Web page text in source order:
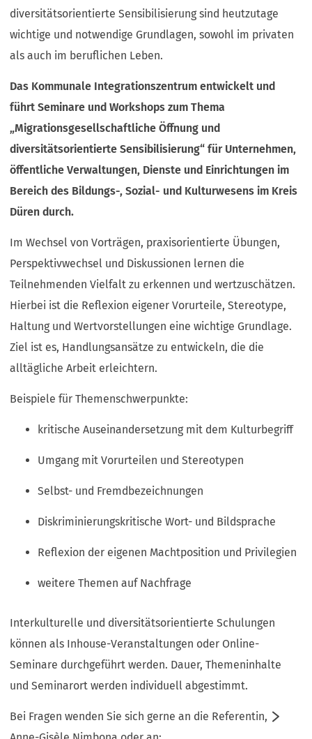
diversitätsorientierte Sensibilisierung sind heutzutage
wichtige und notwendige Grundlagen, sowohl im privaten
als auch im beruflichen Leben.
Das Kommunale Integrationszentrum entwickelt und
führt Seminare und Workshops zum Thema
„Migrationsgesellschaftliche Öffnung und
diversitätsorientierte Sensibilisierung“ für Unternehmen,
öffentliche Verwaltungen, Dienste und Einrichtungen im
Bereich des Bildungs-, Sozial- und Kulturwesens im Kreis
Düren durch.
Im Wechsel von Vorträgen, praxisorientierte Übungen,
Perspektivwechsel und Diskussionen lernen die
Teilnehmenden Vielfalt zu erkennen und wertzuschätzen.
Hierbei ist die Reflexion eigener Vorurteile, Stereotype,
Haltung und Wertvorstellungen eine wichtige Grundlage.
Ziel ist es, Handlungsansätze zu entwickeln, die die
alltägliche Arbeit erleichtern.
Beispiele für Themenschwerpunkte:
kritische Auseinandersetzung mit dem Kulturbegriff
Umgang mit Vorurteilen und Stereotypen
Selbst- und Fremdbezeichnungen
Diskriminierungskritische Wort- und Bildsprache
Reflexion der eigenen Machtposition und Privilegien
weitere Themen auf Nachfrage
Interkulturelle und diversitätsorientierte Schulungen
können als Inhouse-Veranstaltungen oder Online-
Seminare durchgeführt werden. Dauer, Themeninhalte
und Seminarort werden individuell abgestimmt.
Bei Fragen wenden Sie sich gerne an die Referentin,